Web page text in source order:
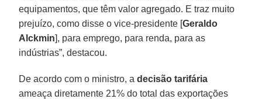
equipamentos, que têm valor agregado. E traz muito
prejuízo, como disse o vice-presidente [Geraldo
Alckmin], para emprego, para renda, para as
indústrias”, destacou.
De acordo com o ministro, adecisão tarifária
ameaça diretamente 21% do total das exportações